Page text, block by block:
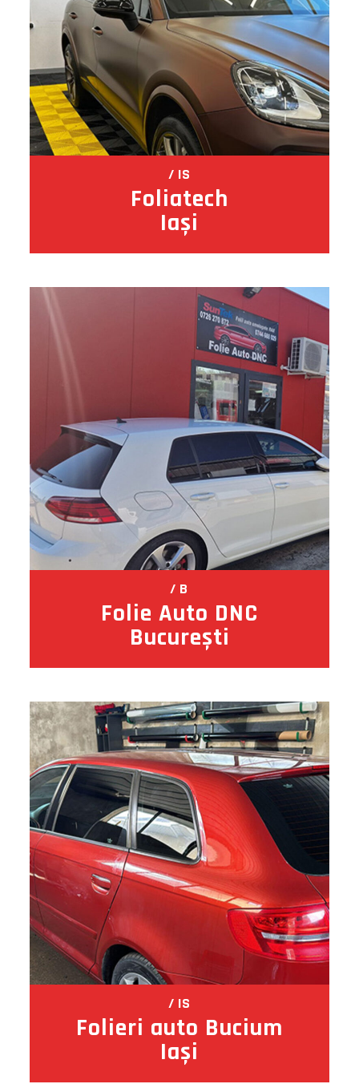
IS
Foliatech
Iași
B
Folie Auto DNC
București
IS
Folieri auto Bucium
Iași